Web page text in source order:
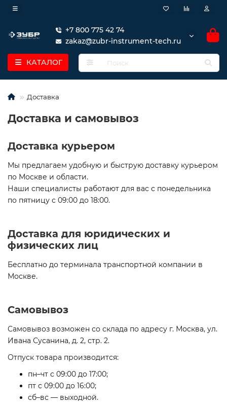
+7 800 775 42 74
zakaz@zubr-instrument-tech.ru
КАТАЛОГ
Доставка
Доставка и самовывоз
Доставка курьером
Мы предлагаем удобную и быструю доставку курьером
по Москве и области.
Наши специалисты работают для вас с понедельника
по пятницу с 09:00 до 18:00.
Доставка для юридических и
физических лиц
Бесплатно до терминала транспортной компании в
Москве.
Самовывоз
Самовывоз возможен со склада по адресу г. Москва, ул.
Ивана Сусанина, д. 2, стр. 2.
Отпуск товара производится:
пн–чт с 09:00 до 17:00;
пт с 09:00 до 16:00;
сб–вс — выходной.